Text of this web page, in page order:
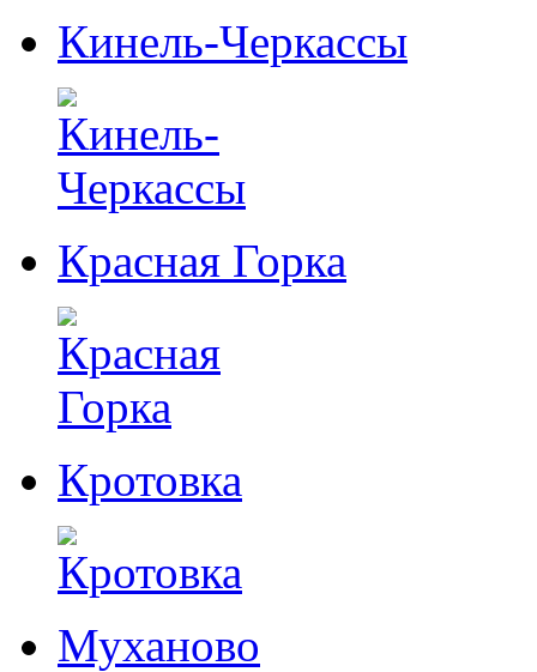
Кинель-Черкассы
Красная Горка
Кротовка
Муханово